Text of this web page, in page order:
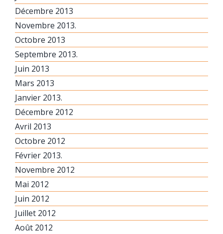
Décembre 2013
Novembre 2013.
Octobre 2013
Septembre 2013.
Juin 2013
Mars 2013
Janvier 2013.
Décembre 2012
Avril 2013
Octobre 2012
Février 2013.
Novembre 2012
Mai 2012
Juin 2012
Juillet 2012
Août 2012